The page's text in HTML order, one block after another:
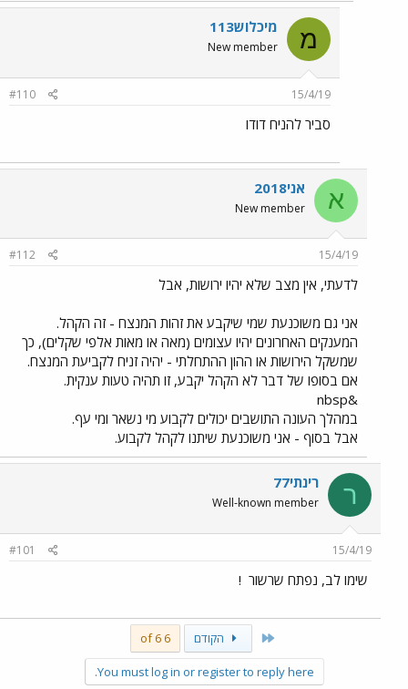
מ מיכלוש113
New member
15/4/19
#110
סביר להניח דודו
א אני2018
New member
15/4/19
#112
לדעתי, אין מצב שלא יהיו ירושות, אבל
אני גם משוכנעת שמי שיקבע את זהות המנצח - זה הקהל.
המענקים האחרונים יהיו עצומים (מאה או מאות אלפי שקלים), כך
שמשקל הירושות או ההון ההתחלתי - יהיה זניח לקביעת המנצח.
אם בסופו של דבר לא הקהל יקבע, זו תהיה טעות ענקית.
&nbsp
במהלך העונה התושבים יכולים לקבוע מי נשאר ומי עף.
אבל בסוף - אני משוכנעת שיתנו לקהל לקבוע.
ר רינתי77
Well-known member
15/4/19
#101
שימו לב, נפתח שרשור !
First הקודם 6 of 6
You must log in or register to reply here.